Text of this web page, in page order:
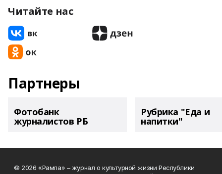
Читайте нас
Партнеры
Фотобанк
журналистов РБ
Рубрика "Еда и
напитки"
© 2026 «Рампа» – журнал о культурной жизни Республики